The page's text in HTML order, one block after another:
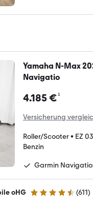
Yamaha N-Max
Navigatio
4.185 €¹
Versicherung
Roller/Scooter• EZ
Benzin
Garmin
oHG 4.6 Sterne (611)